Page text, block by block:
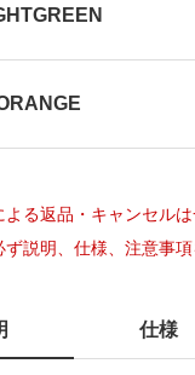
る返品・キャンセルは
ず説明、仕様、注意事項
仕様